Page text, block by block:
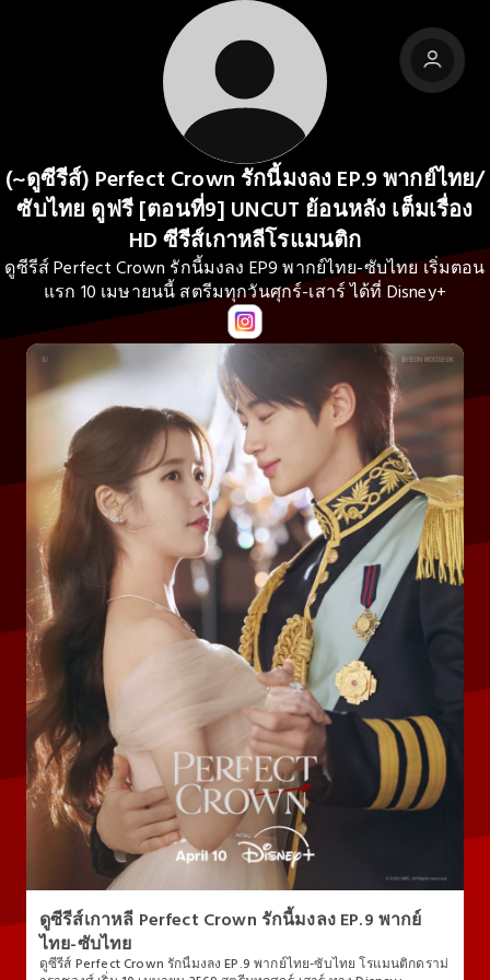
(~ดูซีรีส์) Perfect Crown รักนี้มงลง EP.9 พากย์ไทย/
ซับไทย ดูฟรี [ตอนที่9] UNCUT ย้อนหลัง เต็มเรื่อง
HD ซีรีส์เกาหลีโรแมนติก
ดูซีรีส์ Perfect Crown รักนี้มงลง EP9 พากย์ไทย-ซับไทย เริ่มตอน
แรก 10 เมษายนนี้ สตรีมทุกวันศุกร์-เสาร์ ได้ที่ Disney+
ดูซีรีส์เกาหลี Perfect Crown รักนี้มงลง EP.9 พากย์
ไทย-ซับไทย
ดูซีรีส์ Perfect Crown รักนี้มงลง EP.9 พากย์ไทย-ซับไทย โรแมนติกดราม่